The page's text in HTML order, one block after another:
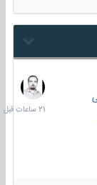
21
ساعات
قبل